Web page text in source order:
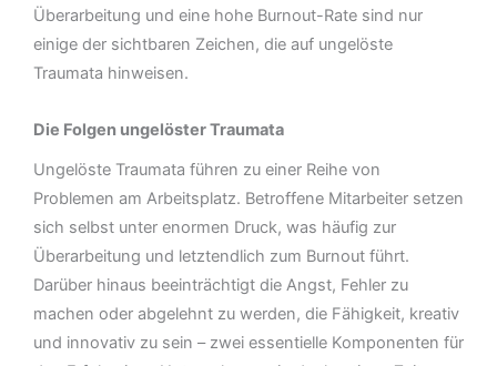
Überarbeitung und eine hohe Burnout-Rate sind nur
einige der sichtbaren Zeichen, die auf ungelöste
Traumata hinweisen.
Die Folgen ungelöster Traumata
Ungelöste Traumata führen zu einer Reihe von
Problemen am Arbeitsplatz. Betroffene Mitarbeiter setzen
sich selbst unter enormen Druck, was häufig zur
Überarbeitung und letztendlich zum Burnout führt.
Darüber hinaus beeinträchtigt die Angst, Fehler zu
machen oder abgelehnt zu werden, die Fähigkeit, kreativ
und innovativ zu sein – zwei essentielle Komponenten für